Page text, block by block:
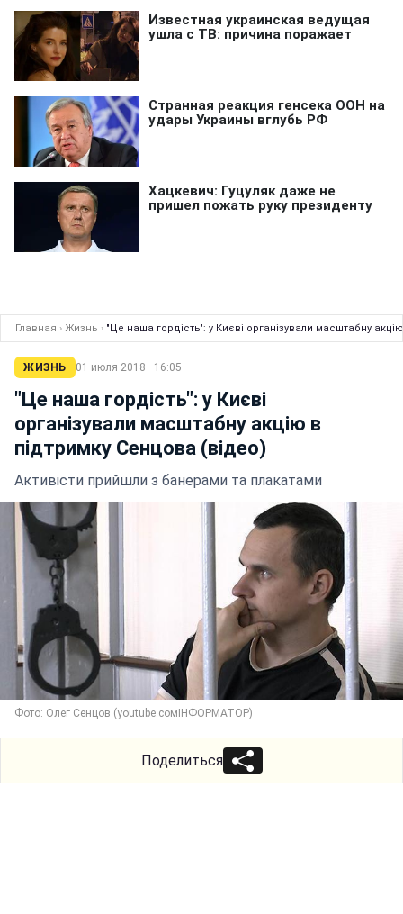
Главная › Жизнь › "Це наша гордість": у Києві організували масштабну
ЖИЗНЬ 01 июля 2018 · 16:05
"Це наша гордість": у Києві
організували масштабну акцію в
підтримку Сенцова (відео)
Активісти прийшли з банерами та плакатами
Фото: Олег Сенцов (youtube.сомІНФОРМАТОР)
Поделиться